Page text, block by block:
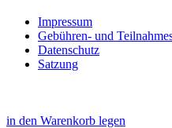
Impressum
Gebühren- und
Datenschutz
Satzung
in den Warenkorb legen